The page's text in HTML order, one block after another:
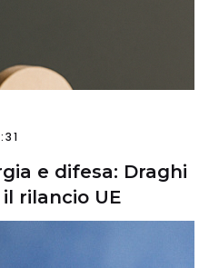
e difesa: Draghi
rilancio UE